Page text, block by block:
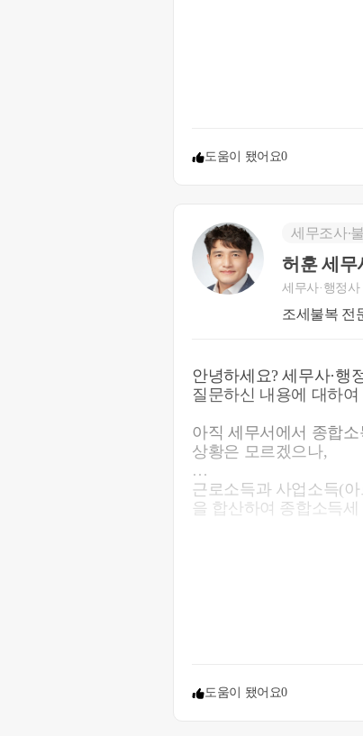
도움이 됐어요0
세무조사∙
허훈 세무
세무사·행정
안녕하세요? 세무사·행정사 허훈
질문하신 내용에 대하
아직 세무서에서 종합
상황은 모르겠으나,
근로소득과 사업소득(
을 합산하여 종합소득
조금 더 기다리셨다가
도움이 됐어요0